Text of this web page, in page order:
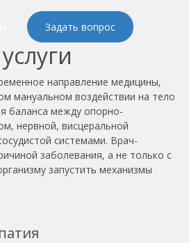
Задать вопрос
направление медицины,
мануальном воздействии на тело
баланса между опорно-
нервной, висцеральной
системами. Врач-
заболевания, а не только с
запустить механизмы